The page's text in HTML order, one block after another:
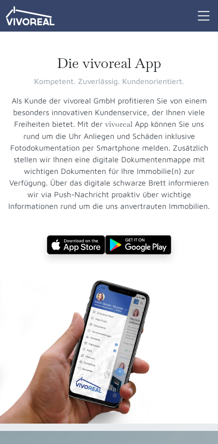
Die vivoreal App
Kompetent. Zuverlässig. Kundenorientiert.
Als Kunde der vivoreal GmbH profitieren Sie von einem
besonders innovativen Kundenservice, der Ihnen viele
Freiheiten bietet. Mit der vivoreal App können Sie uns
rund um die Uhr Anliegen und Schäden inklusive
Fotodokumentation per Smartphone melden. Zusätzlich
stellen wir Ihnen eine digitale Dokumentenmappe mit
wichtigen Dokumenten für Ihre Immobilie(n) zur
Verfügung. Über das digitale schwarze Brett informieren
wir via Push-Nachricht proaktiv über wichtige
Informationen rund um die uns anvertrauten Immobilien.